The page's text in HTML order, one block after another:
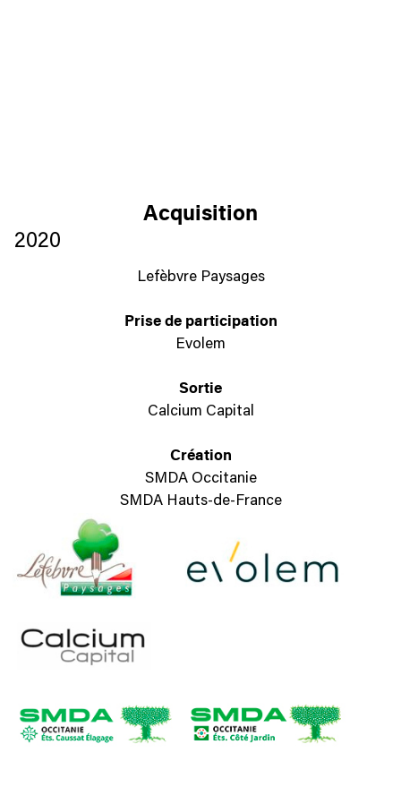
Acquisition
2020
Lefèbvre Paysages
Prise de participation
Evolem
Sortie
Calcium Capital
Création
SMDA Occitanie
SMDA Hauts-de-France